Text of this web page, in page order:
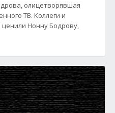
олицетворявшая
ТВ. Коллеги и
Нонну Бодрову,